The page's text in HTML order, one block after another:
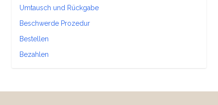
Umtausch und Rückgabe
Beschwerde Prozedur
Bestellen
Bezahlen